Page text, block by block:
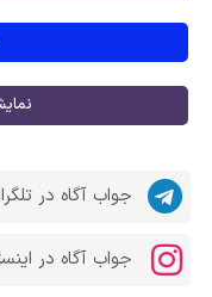
جواب آگاه در
جواب آگاه در